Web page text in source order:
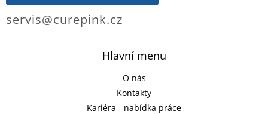
Hlavní menu
O nás
Kontakty
Kariéra - nabídka práce
servis@curepink.cz